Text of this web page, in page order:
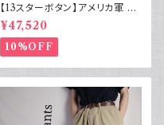
【13スターボタン】アメリカ軍 M
43 HBT ジャケット パッチ 軍物
実物
¥47,520
10%OFF